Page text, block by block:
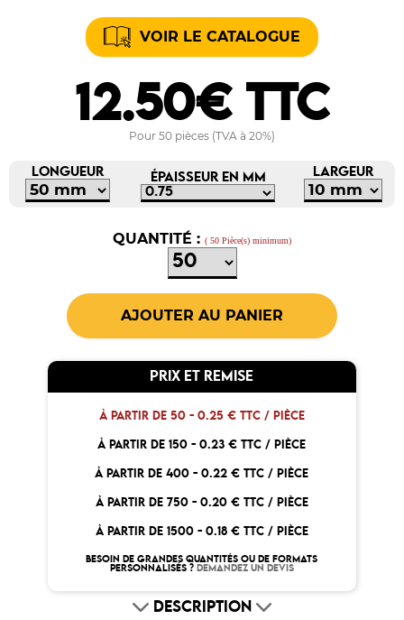
VOIR LE CATALOGUE
12.50€ TTC
Pour 50 pièces (TVA à 20%)
LONGUEUR ÉPAISSEUR EN MM LARGEUR
QUANTITÉ : ( 50 Pièce(s) minimum)
PRIX ET REMISE
À PARTIR DE 50 - 0.25 € TTC / PIÈCE
À PARTIR DE 150 -0.23 € TTC / PIÈCE
À PARTIR DE 400 -0.22 € TTC / PIÈCE
À PARTIR DE 750 - 0.20 € TTC / PIÈCE
À PARTIR DE 1500 - 0.18 € TTC / PIÈCE
BESOIN DE GRANDES QUANTITÉS OU DE FORMATS
PERSONNALISÉS ? DEMANDEZ UN DEVIS
DESCRIPTION